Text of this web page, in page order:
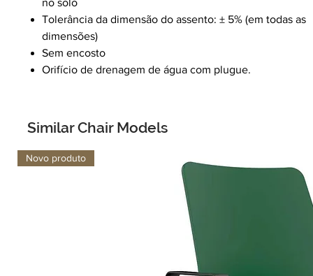
no solo
Tolerância da dimensão do assento: ± 5% (em todas as
dimensões)
Sem encosto
Orifício de drenagem de água com plugue.
Similar Chair Models
Novo produto